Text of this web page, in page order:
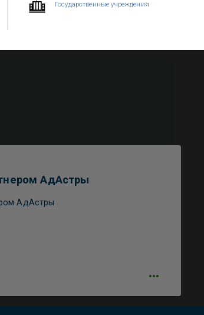
Государственные учреждения
АдАстры
АдАстры